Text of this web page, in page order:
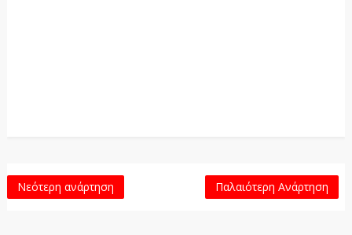
Νεότερη ανάρτηση Παλαιότερη Ανάρτηση